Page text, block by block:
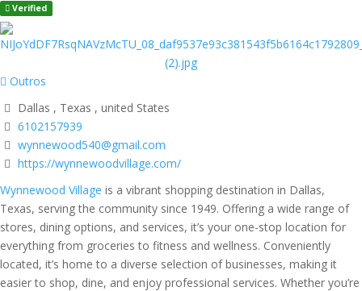
Verified
Outros
Dallas , Texas , united States
6102157939
wynnewood540@gmail.com
https://wynnewoodvillage.com/
Wynnewood Village is a vibrant shopping destination in Dallas,
Texas, serving the community since 1949. Offering a wide range of
stores, dining options, and services, it’s your one-stop location for
everything from groceries to fitness and wellness. Conveniently
located, it’s home to a diverse selection of businesses, making it
easier to shop, dine, and enjoy professional services. Whether you’re